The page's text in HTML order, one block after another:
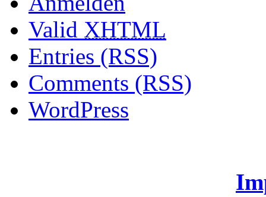
Valid XHTML
Entries (RSS)
Comments (RSS)
WordPress